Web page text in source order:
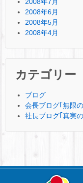
2008年6月
2008年5月
2008年4月
カテゴリー
ブログ
会長ブログ｢無限
社長ブログ｢真実